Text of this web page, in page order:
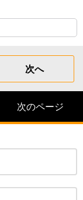
次へ
次のページ